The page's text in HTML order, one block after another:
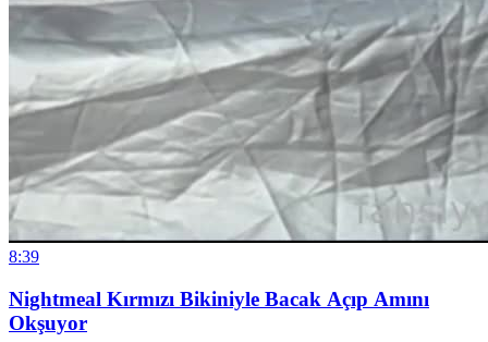
8:39
Nightmeal Kırmızı Bikiniyle Bacak Açıp Amını
Okşuyor